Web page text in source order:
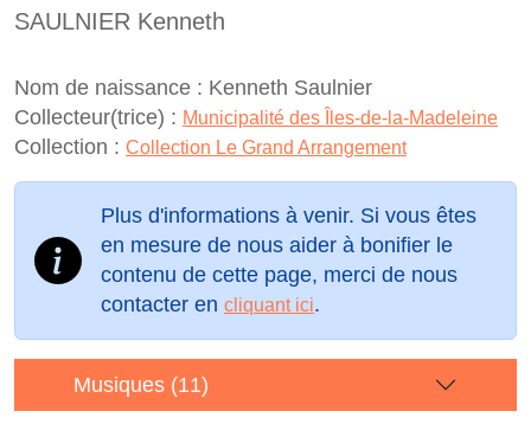
SAULNIER Kenneth
Nom de naissance : Kenneth Saulnier
Collecteur(trice) : Municipalité des Îles-de-la-Madeleine
Collection : Collection Le Grand Arrangement
Plus d'informations à venir. Si vous êtes
en mesure de nous aider à bonifier le
contenu de cette page, merci de nous
contacter en cliquant ici.
Musiques (11)